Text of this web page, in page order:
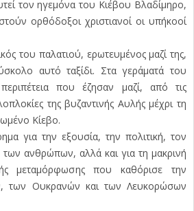
τον ηγεμόνα του Κιέβου Βλαδίμηρο,
ορθόδοξοι χριστιανοί οι υπήκοοί
του παλατιού, ερωτευμένος μαζί της,
αυτό ταξίδι. Στα γεράματά του
που έζησαν μαζί, από τις
της βυζαντινής Αυλής μέχρι τη
Κίεβο.
για την εξουσία, την πολιτική, τον
ανθρώπων, αλλά και για τη μακρινή
μεταμόρφωσης που καθόρισε την
των Ουκρανών και των Λευκορώσων